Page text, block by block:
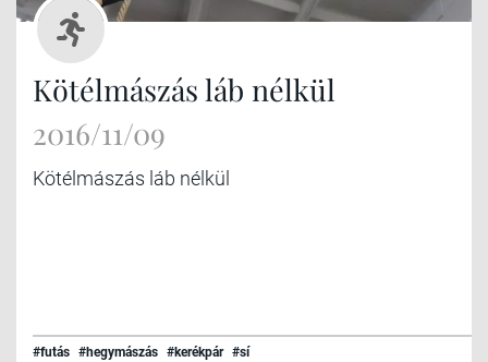
Kötélmászás láb nélkül
2016/11/09
Kötélmászás láb nélkül
#futás #hegymászás #kerékpár #sí